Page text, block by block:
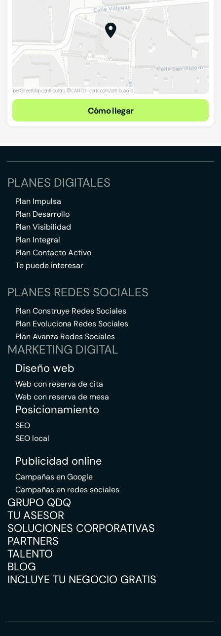
Cómo llegar
PLANES DIGITALES
Plan Impulsa
Plan Desarrollo
Plan Visibilidad
Plan Integral
Plan Contacto Activo
Te puede interesar
PLANES REDES SOCIALES
Plan Construye Redes Sociales
Plan Evoluciona Redes Sociales
Plan Avanza Redes Sociales
MARKETING DIGITAL
Diseño web
Web con reserva de cita
Web con reserva de mesa
Posicionamiento
SEO
SEO local
Publicidad online
Campañas en Google
Campañas en redes sociales
GRUPO QDQ
TU ASESOR
SOLUCIONES CORPORATIVAS
PARTNERS
TALENTO
BLOG
INCLUYE TU NEGOCIO GRATIS